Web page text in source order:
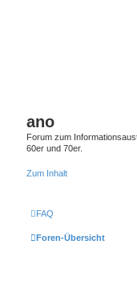
ano
Forum zum
60er und 70er.
Zum Inhalt
FAQ
Foren-Übersicht